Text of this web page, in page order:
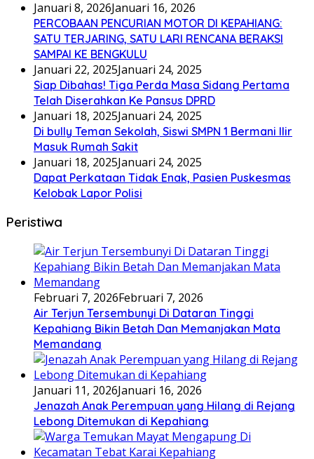
Januari 8, 2026Januari 16, 2026
PERCOBAAN PENCURIAN MOTOR DI KEPAHIANG:
SATU TERJARING, SATU LARI RENCANA BERAKSI
SAMPAI KE BENGKULU
Januari 22, 2025Januari 24, 2025
Siap Dibahas! Tiga Perda Masa Sidang Pertama
Telah Diserahkan Ke Pansus DPRD
Januari 18, 2025Januari 24, 2025
Di bully Teman Sekolah, Siswi SMPN 1 Bermani Ilir
Masuk Rumah Sakit
Januari 18, 2025Januari 24, 2025
Dapat Perkataan Tidak Enak, Pasien Puskesmas
Kelobak Lapor Polisi
Peristiwa
Februari 7, 2026Februari 7, 2026
Air Terjun Tersembunyi Di Dataran Tinggi
Kepahiang Bikin Betah Dan Memanjakan Mata
Memandang
Januari 11, 2026Januari 16, 2026
Jenazah Anak Perempuan yang Hilang di Rejang
Lebong Ditemukan di Kepahiang